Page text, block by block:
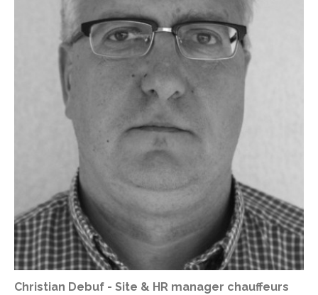
Christian Debuf - Site & HR manager chauffeurs